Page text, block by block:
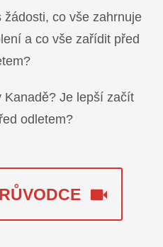
co vše zahrnuje
a co vše zařídit před
Je lepší začít
odletem?